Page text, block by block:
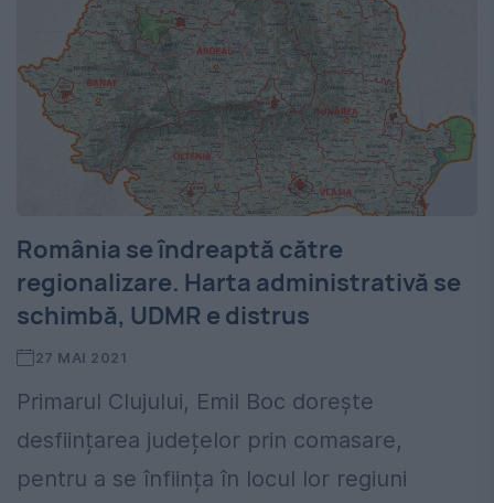
România se îndreaptă către
regionalizare. Harta administrativă se
schimbă, UDMR e distrus
27 MAI 2021
Primarul Clujului, Emil Boc dorește
desființarea județelor prin comasare,
pentru a se înființa în locul lor regiuni